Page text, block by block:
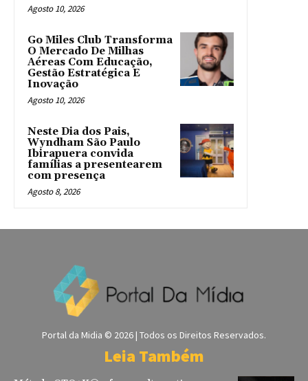
Agosto 10, 2026
Go Miles Club Transforma
O Mercado De Milhas
Aéreas Com Educação,
Gestão Estratégica E
Inovação
Agosto 10, 2026
Neste Dia dos Pais,
Wyndham São Paulo
Ibirapuera convida
famílias a presentearem
com presença
Agosto 8, 2026
Portal da Midia © 2026 | Todos os Direitos Reservados.
Leia Também